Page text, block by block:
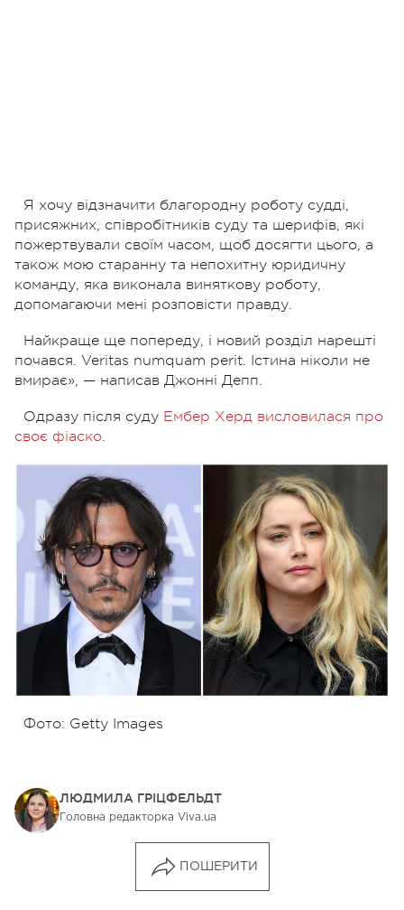
Я хочу відзначити благородну роботу судді,
присяжних, співробітників суду та шерифів, які
пожертвували своїм часом, щоб досягти цього, а
також мою старанну та непохитну юридичну
команду, яка виконала виняткову роботу,
допомагаючи мені розповісти правду.
Найкраще ще попереду, і новий розділ нарешті
почався. Veritas numquam perit. Істина ніколи не
вмирає», — написав Джонні Депп.
Одразу після суду Ембер Херд висловилася про
своє фіаско.
Фото: Getty Images
ЛЮДМИЛА ГРІЦФЕЛЬДТ
Головна редакторка Viva.ua
ПОШЕРИТИ